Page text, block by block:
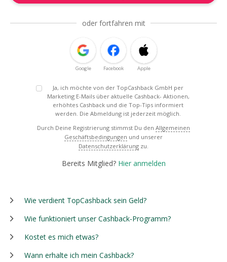
oder fortfahren mit
Google Facebook Apple
Ja, ich möchte von der TopCashback GmbH per
Marketing E-Mails über aktuelle Cashback- Aktionen,
erhöhtes Cashback und die Top-Tips informiert
werden. Die Abmeldung ist jederzeit möglich.
Durch Deine Registrierung stimmst Du den Allgemeinen
Geschäftsbedingungen und unserer
Datenschutzerklärung zu.
Bereits Mitglied? Hier anmelden
Wie verdient TopCashback sein Geld?
Wie funktioniert unser Cashback-Programm?
Kostet es mich etwas?
Wann erhalte ich mein Cashback?